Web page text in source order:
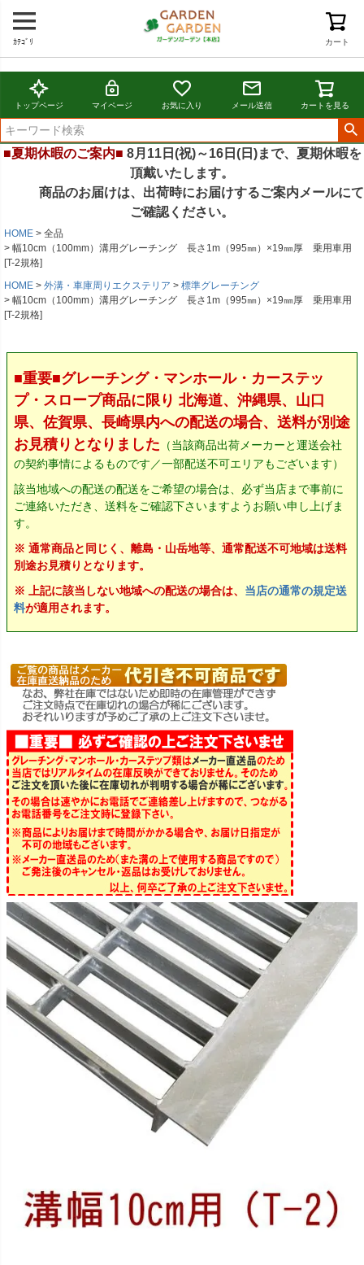
カート
ｶﾃｺﾞﾘ
トップページ マイページ お気に入り メール送信 カートを見る
■夏期休暇のご案内■ 8月11日(祝)～16日(日)まで、夏期休暇を
頂戴いたします。
商品のお届けは、出荷時にお届けするご案内メールにて
ご確認ください。
HOME
全品
幅10cm（100mm）溝用グレーチング 長さ1m（995㎜）×19㎜厚 乗用車用
[T-2規格]
HOME
外溝・車庫周りエクステリア
標準グレーチング
幅10cm（100mm）溝用グレーチング 長さ1m（995㎜）×19㎜厚 乗用車用
[T-2規格]
■重要■グレーチング・マンホール・カーステッ
プ・スロープ商品に限り 北海道、沖縄県、山口
県、佐賀県、長崎県内への配送の場合、送料が別途
お見積りとなりました （当該商品出荷メーカーと運送会社
の契約事情によるものです／一部配送不可エリアもございます）
該当地域への配送の配送をご希望の場合は、必ず当店まで事前に
ご連絡いただき、送料をご確認下さいますようお願い申し上げま
す。
※ 通常商品と同じく、離島・山岳地等、通常配送不可地域は送料
別途お見積りとなります。
※ 上記に該当しない地域への配送の場合は、 当店の通常の規定送
料が適用されます。